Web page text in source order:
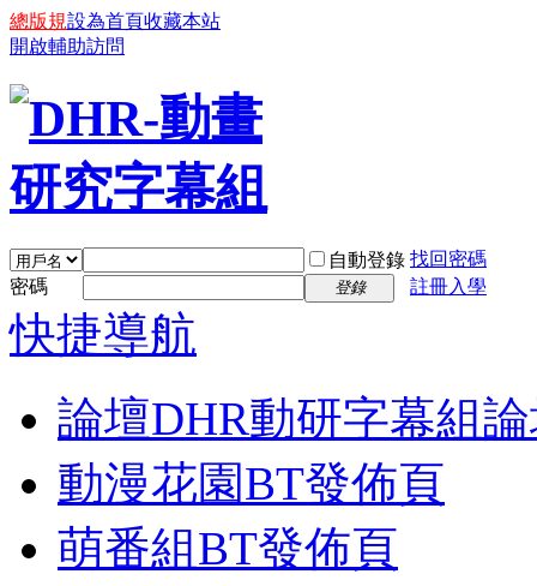
總版規設為首頁收藏本站
開啟輔助訪問
自動登錄 找回密碼
密碼
登錄 註冊入學
快捷導航
論壇DHR動研字幕組
動漫花園BT發佈頁
萌番組BT發佈頁